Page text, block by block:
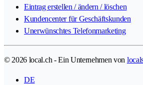
Eintrag erstellen / ändern / löschen
Kundencenter für Geschäftskunden
Unerwünschtes Telefonmarketing
© 2026 local.ch - Ein Unternehmen von
DE